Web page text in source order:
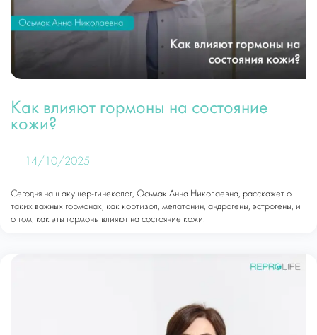
Как влияют гормоны на состояние
кожи?
14/10/2025
Сегодня наш акушер-гинеколог, Осьмак Анна Николаевна, расскажет о
таких важных гормонах, как кортизол, мелатонин, андрогены, эстрогены, и
о том, как эты гормоны влияют на состояние кожи.